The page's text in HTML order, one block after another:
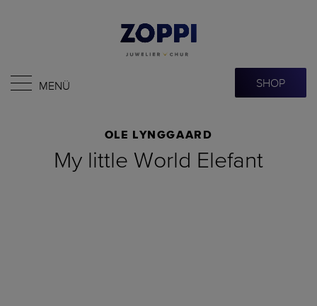
MENÜ SHOP
OLE LYNGGAARD
My little World Elefant